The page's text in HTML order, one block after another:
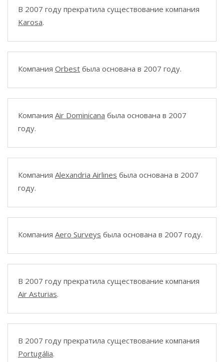
В 2007 году прекратила существование компания
Karosa.
Компания Orbest была основана в 2007 году.
Компания Air Dominicana была основана в 2007
году.
Компания Alexandria Airlines была основана в 2007
году.
Компания Aero Surveys была основана в 2007 году.
В 2007 году прекратила существование компания
Air Asturias.
В 2007 году прекратила существование компания
Portugália.